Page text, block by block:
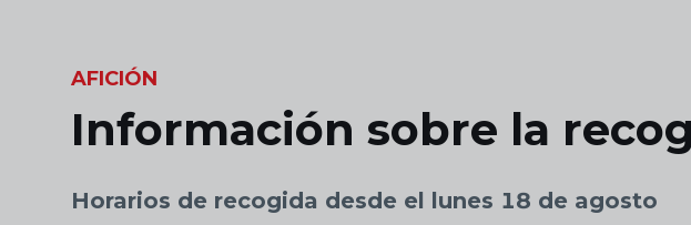
AFICIÓN
Información sobre la
Horarios de recogida desde el lunes 18 de agosto